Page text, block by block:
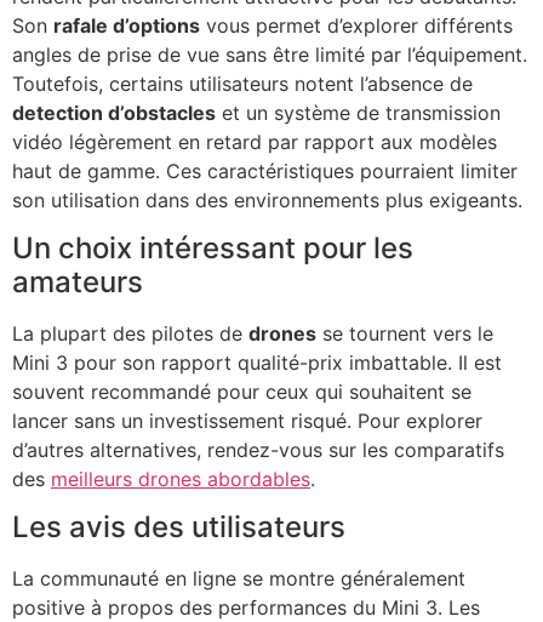
Son rafale d’options vous permet d’explorer différents
angles de prise de vue sans être limité par l’équipement.
Toutefois, certains utilisateurs notent l’absence de
detection d’obstacles et un système de transmission
vidéo légèrement en retard par rapport aux modèles
haut de gamme. Ces caractéristiques pourraient limiter
son utilisation dans des environnements plus exigeants.
Un choix intéressant pour les
amateurs
La plupart des pilotes de drones se tournent vers le
Mini 3 pour son rapport qualité-prix imbattable. Il est
souvent recommandé pour ceux qui souhaitent se
lancer sans un investissement risqué. Pour explorer
d’autres alternatives, rendez-vous sur les comparatifs
des meilleurs drones abordables.
Les avis des utilisateurs
La communauté en ligne se montre généralement
positive à propos des performances du Mini 3. Les